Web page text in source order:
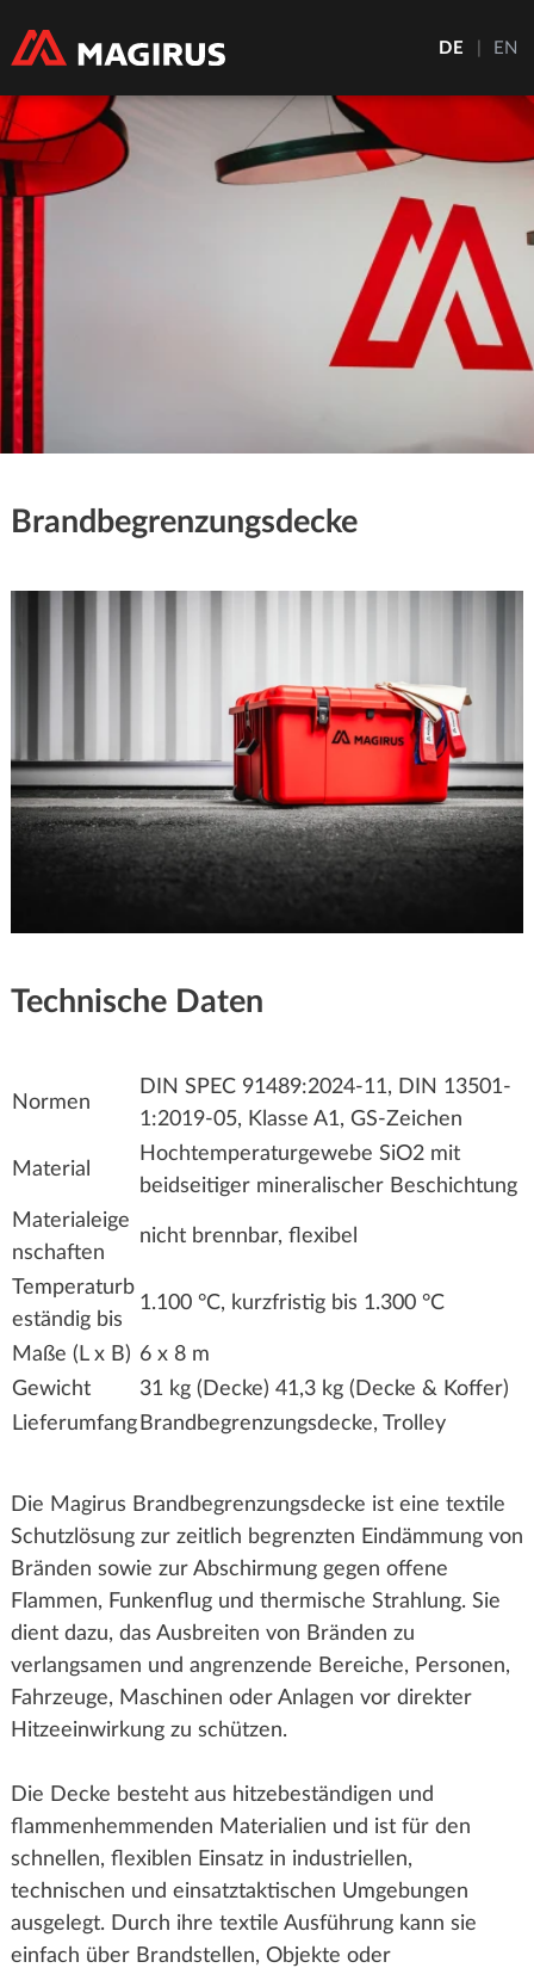
DE EN
Brandbegrenzungsdecke
Technische Daten
Normen
DIN SPEC 91489:2024-11, DIN 13501-
1:2019-05, Klasse A1, GS-Zeichen
Material
Hochtemperaturgewebe SiO2 mit
beidseitiger mineralischer Beschichtung
Materialeige
nschaften
nicht brennbar, flexibel
Temperaturb
eständig bis
1.100 °C, kurzfristig bis 1.300 °C
Maße (L x B) 6 x 8 m
Gewicht
31 kg (Decke) 41,3 kg (Decke & Koffer)
Lieferumfang Brandbegrenzungsdecke, Trolley
Die Magirus Brandbegrenzungsdecke ist eine textile
Schutzlösung zur zeitlich begrenzten Eindämmung von
Bränden sowie zur Abschirmung gegen offene
Flammen, Funkenflug und thermische Strahlung. Sie
dient dazu, das Ausbreiten von Bränden zu
verlangsamen und angrenzende Bereiche, Personen,
Fahrzeuge, Maschinen oder Anlagen vor direkter
Hitzeeinwirkung zu schützen.
Die Decke besteht aus hitzebeständigen und
flammenhemmenden Materialien und ist für den
schnellen, flexiblen Einsatz in industriellen,
technischen und einsatztaktischen Umgebungen
ausgelegt. Durch ihre textile Ausführung kann sie
einfach über Brandstellen, Objekte oder